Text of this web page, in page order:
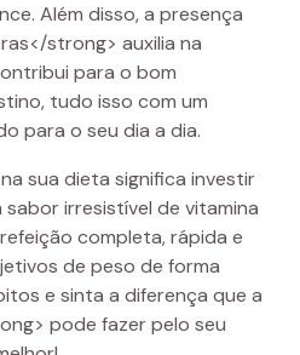
Além disso, a presença
strong> auxilia na
para o bom
tudo isso com um
para o seu dia a dia.
sua dieta significa investir
irresistível de vitamina
completa, rápida e
de peso de forma
e sinta a diferença que a
pode fazer pelo seu